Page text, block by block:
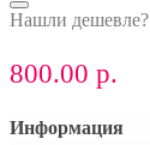
Нашли дешевле?
800.00 р.
Информация